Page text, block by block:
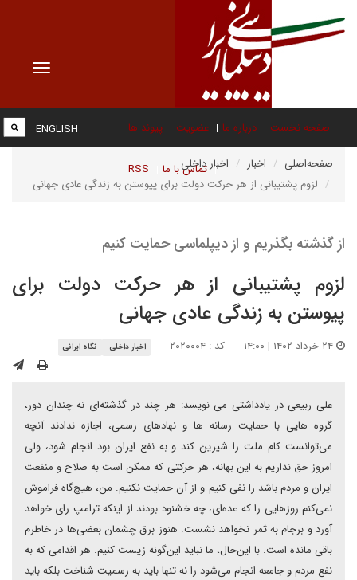
Toggle
صفحه نخست درباره ما عضویت پیوند ها
تماس با ما RSS
ENGLISH
صفحه‌اصلی اخبار
اخبار داخلی
لزوم پشتیبانی از هر حرکت دولت برای پیوستن به زندگی عادی جهانی
از گذشته بگذریم و از دیپلماسی حمایت کنیم
لزوم پشتیبانی از هر حرکت دولت برای
پیوستن به زندگی عادی جهانی
کد : ۲۰۲۰۰۰۴ اخبار داخلی نگاه ایرانی
علی ربیعی در یادداشتی می نویسد: هر چند در گذشته‌ای نه چندان دور،
گروه هایی با حمایت رسانه ها و نهادهای رسمی، اجازه ندادند آنچه
می‌توانست کام ملت را شیرین کند و به نفع ایران بود انجام شود، ولی
امروز حق نداریم به این بهانه، هر حرکتی که ممکن است به صلاح و منفعت
ایران و مردم باشد را نفی کنیم و از آن حمایت نکنیم. من، هیچ‌گاه فراموش
نمی‌کنم روزهایی را که عده‌ای، چه خشنود بودند از اینکه ترامپ رای خواهد
آورد و برجام به ثمر نخواهد نشست. هنوز برق چشمان بعضی‌ها در خاطرم
باقی مانده ‌است. با این‌حال، ما نباید این‌گونه زیست کنیم. هر اقدامی که به
نفع مردم و جامعه انجام می‌شود را نه تنها باید به رسمیت شناخت بلکه باید